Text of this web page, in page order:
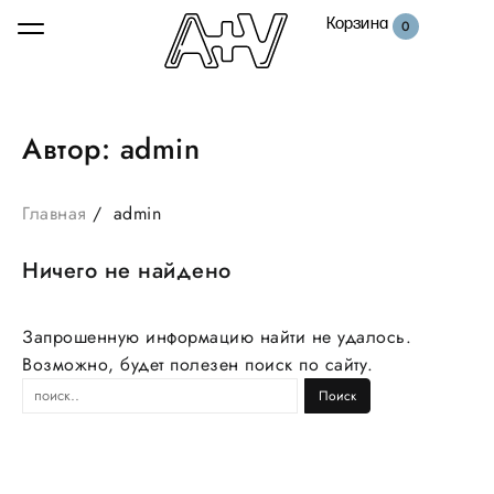
Корзина 0
Автор: admin
Главная admin
Ничего не найдено
Запрошенную информацию найти не удалось.
Возможно, будет полезен поиск по сайту.